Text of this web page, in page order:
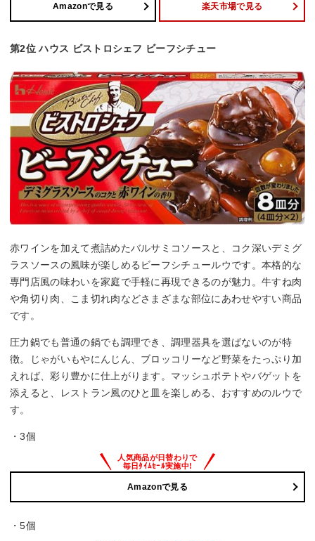
Amazonで見る 楽天市場で見る
第2位 ハウス ビストロシェフ ビーフシチュー
赤ワインを加えて煮詰めたバルサミコソースと、コク深いデミグ
ラスソースの風味が楽しめるビーフシチュールウです。本格的な
専門店風の味わいを家庭で手軽に再現できるのが魅力。牛すね肉
や角切り肉、こま切れ肉などさまざまな部位にあわせやすい商品
です。
圧力鍋でも普通の鍋でも調理でき、調理器具を選ばないのが特
徴。じゃがいもやにんじん、ブロッコリーなど野菜をたっぷり加
えれば、彩り豊かに仕上がります。マッシュポテトやバゲットを
添えると、レストラン風のひと皿を楽しめる、おすすめのルウで
す。
・3個
Amazonで見る
・5個